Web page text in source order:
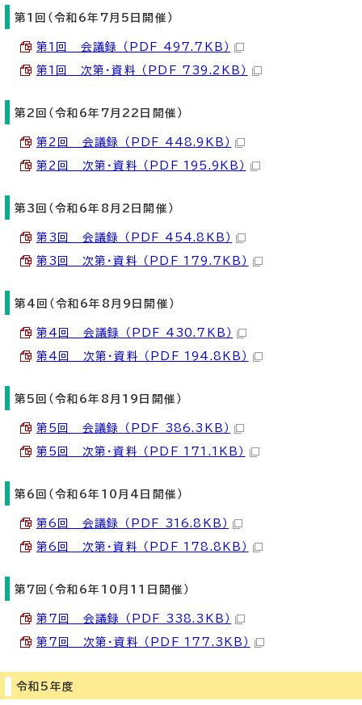
第1回（令和6年7月5日開催）
第1回 会議録 （PDF 497.7KB）
第1回 次第・資料 （PDF 739.2KB）
第2回（令和6年7月22日開催）
第2回 会議録 （PDF 448.9KB）
第2回 次第・資料 （PDF 195.9KB）
第3回（令和6年8月2日開催）
第3回 会議録 （PDF 454.8KB）
第3回 次第・資料 （PDF 179.7KB）
第4回（令和6年8月9日開催）
第4回 会議録 （PDF 430.7KB）
第4回 次第・資料 （PDF 194.8KB）
第5回（令和6年8月19日開催）
第5回 会議録 （PDF 386.3KB）
第5回 次第・資料 （PDF 171.1KB）
第6回（令和6年10月4日開催）
第6回 会議録 （PDF 316.8KB）
第6回 次第・資料 （PDF 178.8KB）
第7回（令和6年10月11日開催）
第7回 会議録 （PDF 338.3KB）
第7回 次第・資料 （PDF 177.3KB）
令和5年度